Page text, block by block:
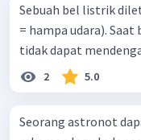
Sebuah bel listrik
= hampa udara).
tidak dapat
2 5.0
Seorang astronot